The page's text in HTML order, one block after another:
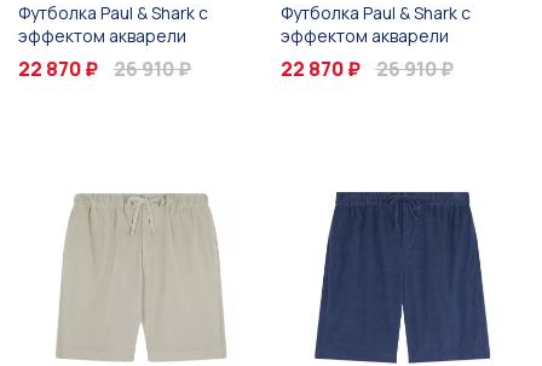
Футболка Paul & Shark с
эффектом акварели
22 870 ₽ 26 910 ₽
Футболка Paul & Shark с
эффектом акварели
22 870 ₽ 26 910 ₽